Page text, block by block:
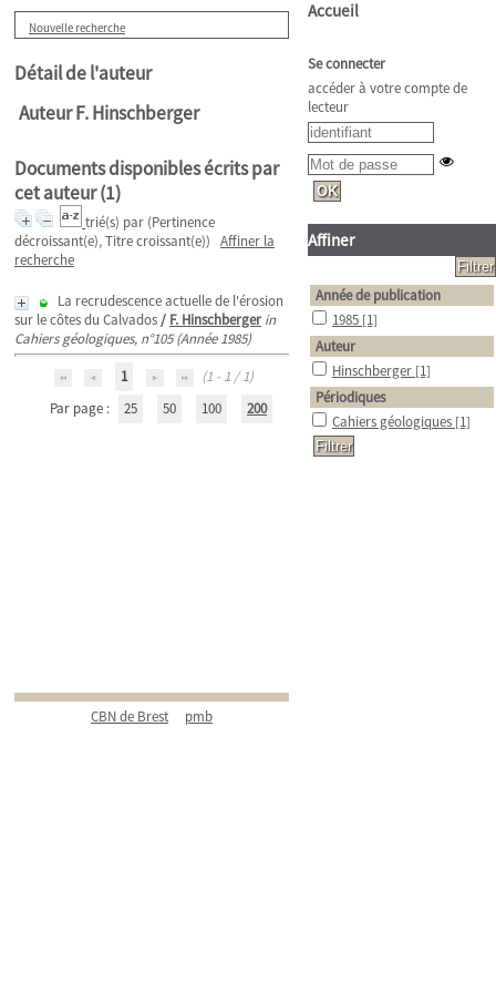
Nouvelle recherche
Détail de l'auteur
Auteur F. Hinschberger
Documents disponibles écrits par
cet auteur (1)
trié(s) par (Pertinence
décroissant(e), Titre croissant(e)) Affiner la
recherche
La recrudescence actuelle de l'érosion
sur le côtes du Calvados/ F. Hinschberger in
Cahiers géologiques, n°105 (Année 1985)
1
(1 - 1 / 1)
Par page :
25 50 100 200
CBN de Brest pmb
Accueil
Se connecter
accéder à votre compte de
lecteur
Affiner
Année de publication
1985 [1]
Auteur
Hinschberger [1]
Périodiques
Cahiers géologiques [1]